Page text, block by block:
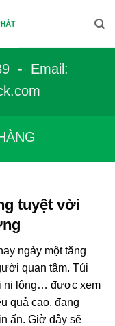
- Email:
tuyệt vời
ngày một tăng
quan tâm. Túi
ni lông… được xem
quả cao, đang
ấn. Giờ đây sẽ